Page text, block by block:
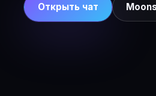
Открыть чат